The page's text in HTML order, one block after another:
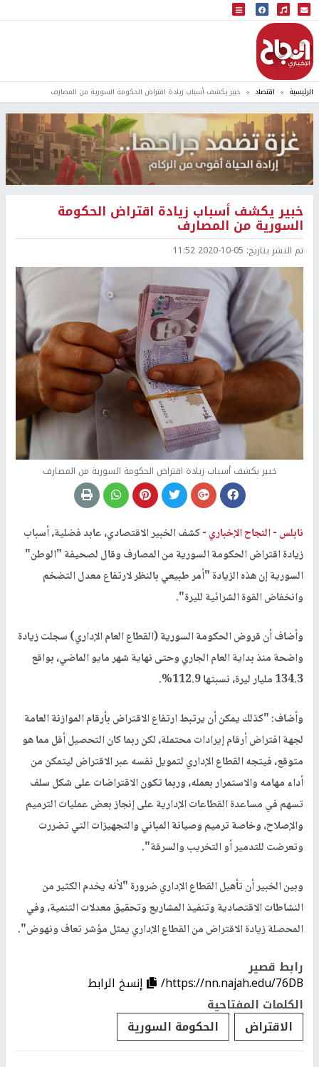
البث المباشر
إذاعة النجاح
الرئيسية اقتصاد خبير يكشف أسباب زيادة اقتراض الحكومة السورية من المصارف
خبير يكشف أسباب زيادة اقتراض الحكومة
السورية من المصارف
تم النشر بتاريخ: 2020-10-05 11:52
خبير يكشف أسباب زيادة اقتراض الحكومة السورية من المصارف
نابلس -النجاح الإخباري -كشف الخبير الاقتصادي، عابد فضلية، أسباب
زيادة اقتراض الحكومة السورية من المصارف وقال لصحيفة "الوطن"
السورية إن هذه الزيادة "أمر طبيعي بالنظر لارتفاع معدل التضخم
وانخفاض القوة الشرائية لليرة".
وأضاف أن قروض الحكومة السورية (القطاع العام الإداري) سجلت زيادة
واضحة منذ بداية العام الجاري وحتى نهاية شهر مايو الماضي، بواقع
134.3 مليار ليرة، نسبتها 112.9%.
وأضاف: "كذلك يمكن أن يرتبط ارتفاع الاقتراض بأرقام الموازنة العامة
لجهة افتراض أرقام إيرادات محتملة، لكن ربما كان التحصيل أقل مما هو
متوقع، فيتجه القطاع الإداري لتمويل نفسه عبر الاقتراض ليتمكن من
أداء مهامه والاستمرار بعمله، وربما تكون الاقتراضات على شكل سلف
تسهم في مساعدة القطاعات الإدارية على إنجاز بعض عمليات الترميم
والإصلاح، وخاصة ترميم وصيانة المباني والتجهيزات التي تضررت
وتعرضت للتدمير أو التخريب والسرقة".
وبين الخبير أن تأهيل القطاع الإداري ضرورة "لأنه يخدم الكثير من
النشاطات الاقتصادية وتنفيذ المشاريع وتحقيق معدلات التنمية، وفي
المحصلة زيادة الاقتراض من القطاع الإداري يمثل مؤشر تعاف ونهوض".
رابط قصير
https://nn.najah.edu/76DB/
إنسخ الرابط
الكلمات المفتاحية
الاقتراض
الحكومة السورية